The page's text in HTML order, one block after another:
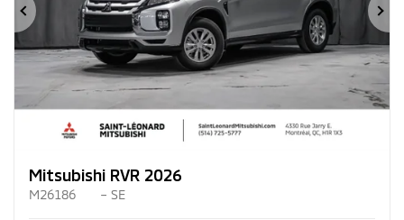
Précédent
Mitsubishi RVR 2026
M26186 – SE